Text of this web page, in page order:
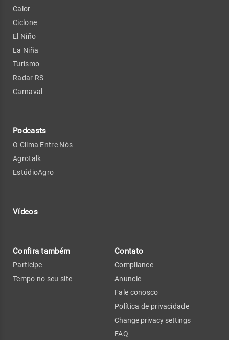
Calor
Ciclone
El Niño
La Niña
Turismo
Radar RS
Carnaval
Podcasts
O Clima Entre Nós
Agrotalk
EstúdioAgro
Vídeos
Confira também
Participe
Tempo no seu site
Contato
Compliance
Anuncie
Fale conosco
Política de privacidade
Change privacy settings
FAQ